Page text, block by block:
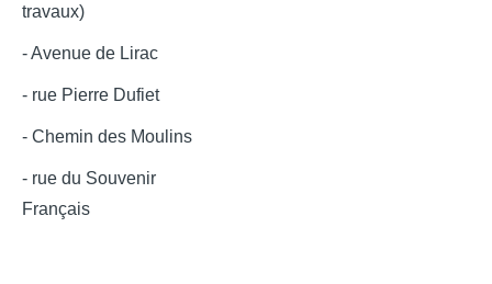
travaux)
- Avenue de Lirac
- rue Pierre Dufiet
- Chemin des Moulins
- rue du Souvenir
Français